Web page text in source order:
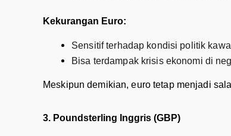
Kekurangan Euro:
Sensitif terhadap kondisi politik
Bisa terdampak krisis ekonomi di
Meskipun demikian, euro tetap menjadi
3. Poundsterling Inggris (GBP)